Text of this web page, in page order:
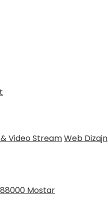
Video StreamWeb Dizajn
Mostar